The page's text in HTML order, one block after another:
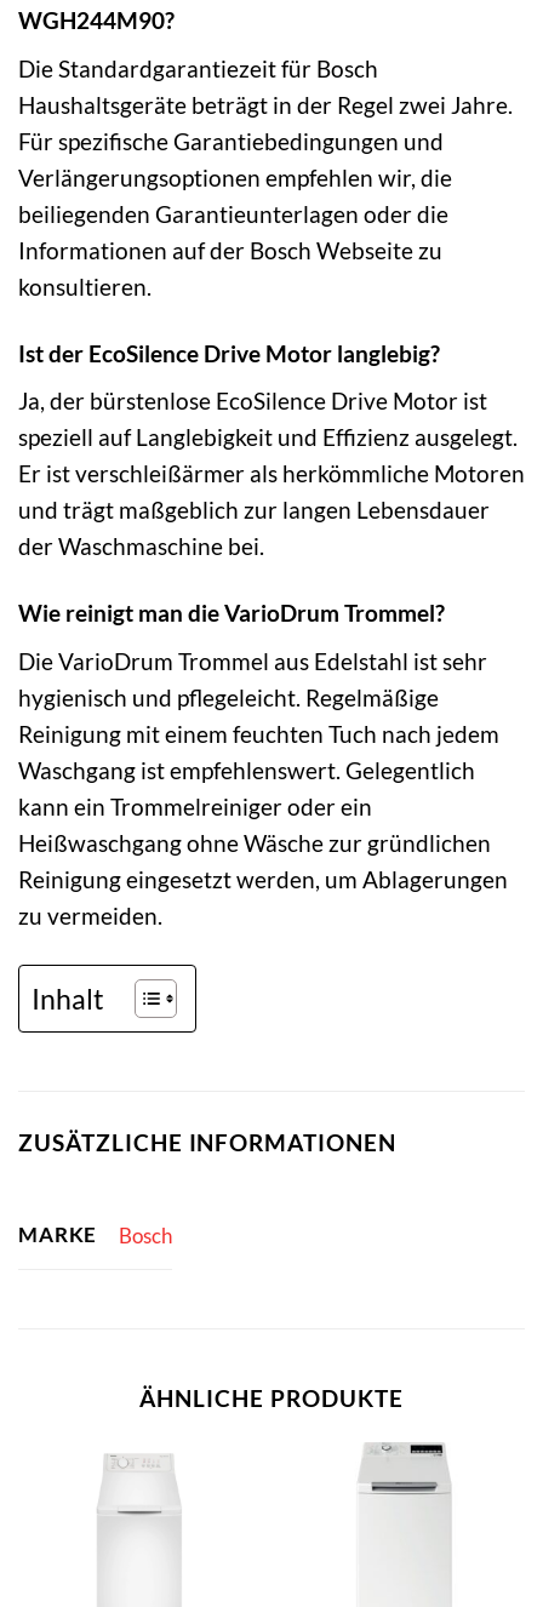
WGH244M90?
Die Standardgarantiezeit für Bosch
Haushaltsgeräte beträgt in der Regel zwei Jahre.
Für spezifische Garantiebedingungen und
Verlängerungsoptionen empfehlen wir, die
beiliegenden Garantieunterlagen oder die
Informationen auf der Bosch Webseite zu
konsultieren.
Ist der EcoSilence Drive Motor langlebig?
Ja, der bürstenlose EcoSilence Drive Motor ist
speziell auf Langlebigkeit und Effizienz ausgelegt.
Er ist verschleißärmer als herkömmliche Motoren
und trägt maßgeblich zur langen Lebensdauer
der Waschmaschine bei.
Wie reinigt man die VarioDrum Trommel?
Die VarioDrum Trommel aus Edelstahl ist sehr
hygienisch und pflegeleicht. Regelmäßige
Reinigung mit einem feuchten Tuch nach jedem
Waschgang ist empfehlenswert. Gelegentlich
kann ein Trommelreiniger oder ein
Heißwaschgang ohne Wäsche zur gründlichen
Reinigung eingesetzt werden, um Ablagerungen
zu vermeiden.
Inhalt
ZUSÄTZLICHE INFORMATIONEN
MARKE Bosch
ÄHNLICHE PRODUKTE